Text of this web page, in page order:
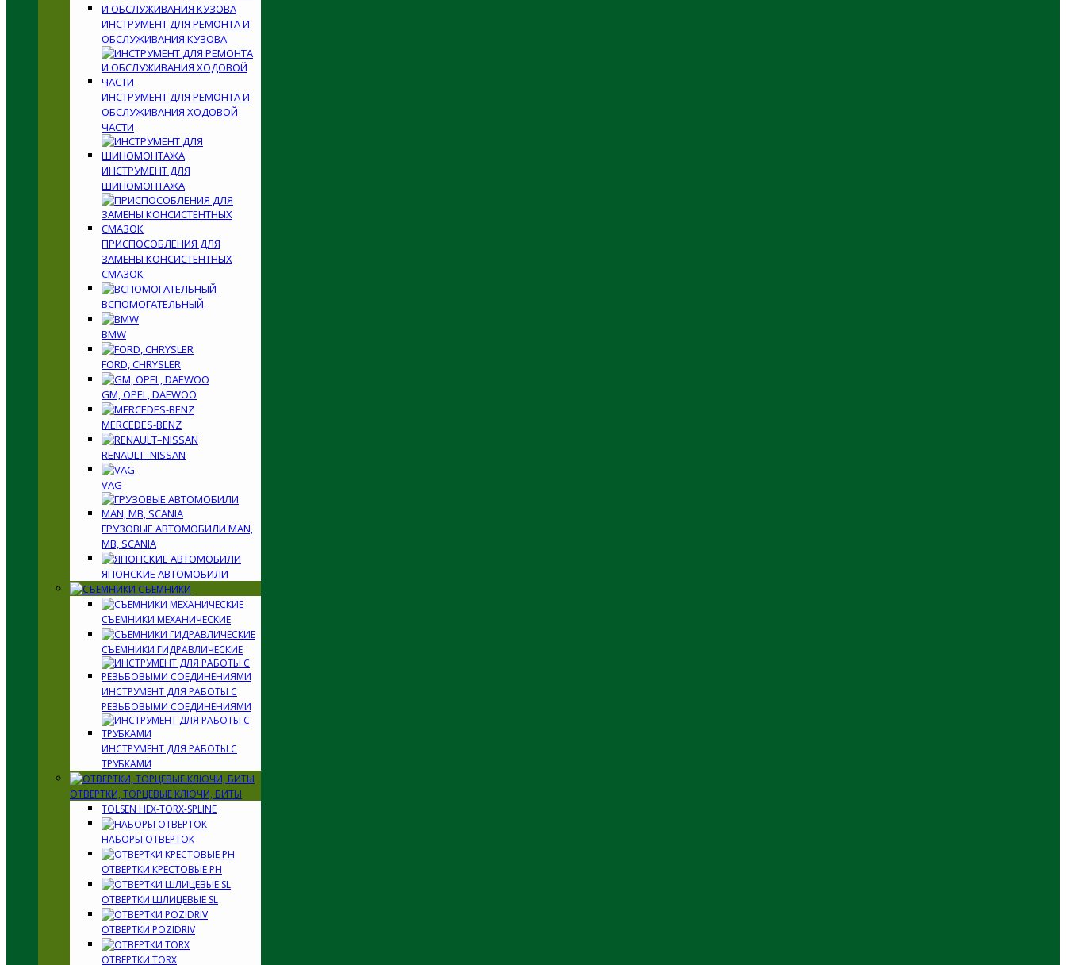
ИНСТРУМЕНТ ДЛЯ РЕМОНТА И
ОБСЛУЖИВАНИЯ КУЗОВА
ИНСТРУМЕНТ ДЛЯ РЕМОНТА И
ОБСЛУЖИВАНИЯ ХОДОВОЙ
ЧАСТИ
ИНСТРУМЕНТ ДЛЯ
ШИНОМОНТАЖА
ПРИСПОСОБЛЕНИЯ ДЛЯ
ЗАМЕНЫ КОНСИСТЕНТНЫХ
СМАЗОК
ВСПОМОГАТЕЛЬНЫЙ
BMW
FORD, CHRYSLER
GM, OPEL, DAEWOO
MERCEDES-BENZ
RENAULT–NISSAN
VAG
ГРУЗОВЫЕ АВТОМОБИЛИ MAN,
MB, SCANIA
ЯПОНСКИЕ АВТОМОБИЛИ
СЪЕМНИКИ
СЪЕМНИКИ МЕХАНИЧЕСКИЕ
СЪЕМНИКИ ГИДРАВЛИЧЕСКИЕ
ИНСТРУМЕНТ ДЛЯ РАБОТЫ С
РЕЗЬБОВЫМИ СОЕДИНЕНИЯМИ
ИНСТРУМЕНТ ДЛЯ РАБОТЫ С
ТРУБКАМИ
ОТВЕРТКИ, ТОРЦЕВЫЕ КЛЮЧИ, БИТЫ
TOLSEN HEX-TORX-SPLINE
НАБОРЫ ОТВЕРТОК
ОТВЕРТКИ КРЕСТОВЫЕ PH
ОТВЕРТКИ ШЛИЦЕВЫЕ SL
ОТВЕРТКИ POZIDRIV
ОТВЕРТКИ TORX